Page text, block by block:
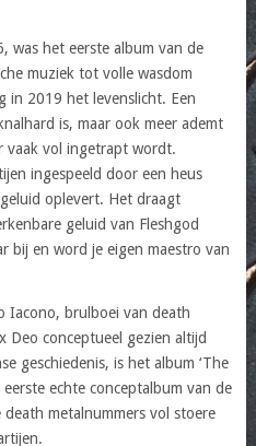
was het eerste album van de
muziek tot volle wasdom
in 2019 het levenslicht. Een
is, maar ook meer ademt
vaak vol ingetrapt wordt.
ingespeeld door een heus
oplevert. Het draagt
geluid van Fleshgod
bij en word je eigen maestro van
Iacono, brulboei van death
Deo conceptueel gezien altijd
geschiedenis, is het album ‘The
echte conceptalbum van de
metalnummers vol stoere